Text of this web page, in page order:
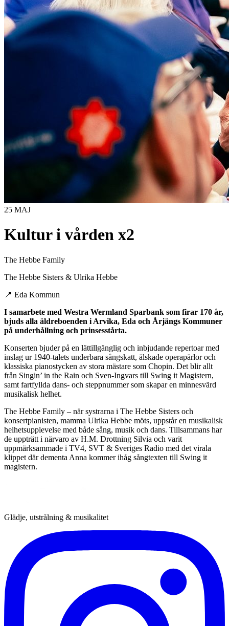
25 MAJ
Kultur i vården x2
The Hebbe Family
The Hebbe Sisters & Ulrika Hebbe
📍 Eda Kommun
I samarbete med Westra Wermland Sparbank som firar 170 år,
bjuds alla äldreboenden i Arvika, Eda och Årjängs Kommuner
på underhållning och prinsesstårta.
Konserten bjuder på en lättillgänglig och inbjudande repertoar med
inslag ur 1940-talets underbara sångskatt, älskade operapärlor och
klassiska pianostycken av stora mästare som Chopin. Det blir allt
från Singin’ in the Rain och Sven-Ingvars till Swing it Magistern,
samt fartfyllda dans- och steppnummer som skapar en minnesvärd
musikalisk helhet.
The Hebbe Family – när systrarna i The Hebbe Sisters och
konsertpianisten, mamma Ulrika Hebbe möts, uppstår en musikalisk
helhetsupplevelse med både sång, musik och dans. Tillsammans har
de uppträtt i närvaro av H.M. Drottning Silvia och varit
uppmärksammade i TV4, SVT & Sveriges Radio med det virala
klippet där dementa Anna kommer ihåg sångtexten till Swing it
magistern.
Glädje, utstrålning & musikalitet